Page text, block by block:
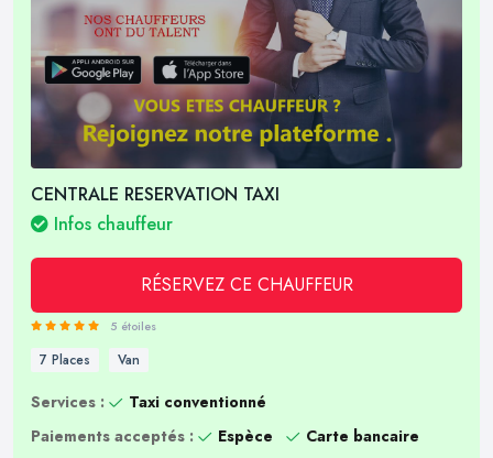
CENTRALE RESERVATION TAXI
Infos chauffeur
RÉSERVEZ CE CHAUFFEUR
5 étoiles
7 Places Van
Services :
Taxi conventionné
Paiements acceptés :
Espèce
Carte bancaire